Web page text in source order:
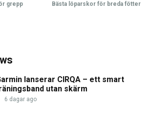
grepp Bästa löparskor för breda fötter
lanserar CIRQA – ett smart
utan skärm
6 dagar ago